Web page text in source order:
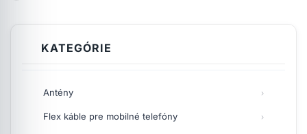
KATEGÓRIE
Antény
Flex káble pre mobilné telefóny